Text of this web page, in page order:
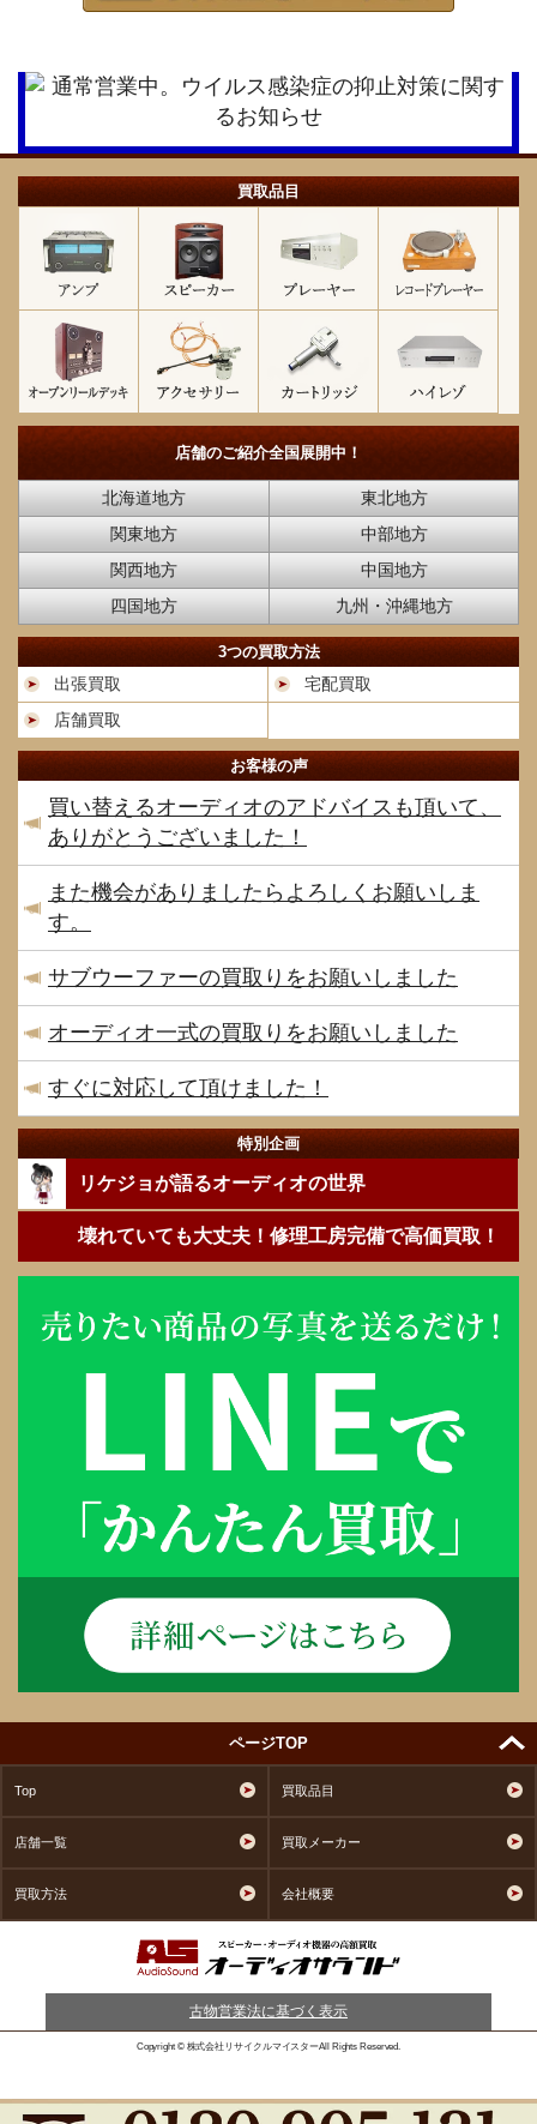
買取品目
店舗のご紹介全国展開中！
北海道地方
東北地方
関東地方
中部地方
関西地方
中国地方
四国地方
九州・沖縄地方
3つの買取方法
出張買取
宅配買取
店舗買取
お客様の声
買い替えるオーディオのアドバイスも頂いて、
ありがとうございました！
また機会がありましたらよろしくお願いしま
す。
サブウーファーの買取りをお願いしました
オーディオ一式の買取りをお願いしました
すぐに対応して頂けました！
特別企画
リケジョが語るオーディオの世界
壊れていても大丈夫！修理工房完備で高価買取！
ページTOP
Top 買取品目
店舗一覧 買取メーカー
買取方法 会社概要
古物営業法に基づく表示
Copyright © 株式会社リサイクルマイスターAll Rights Reserved.